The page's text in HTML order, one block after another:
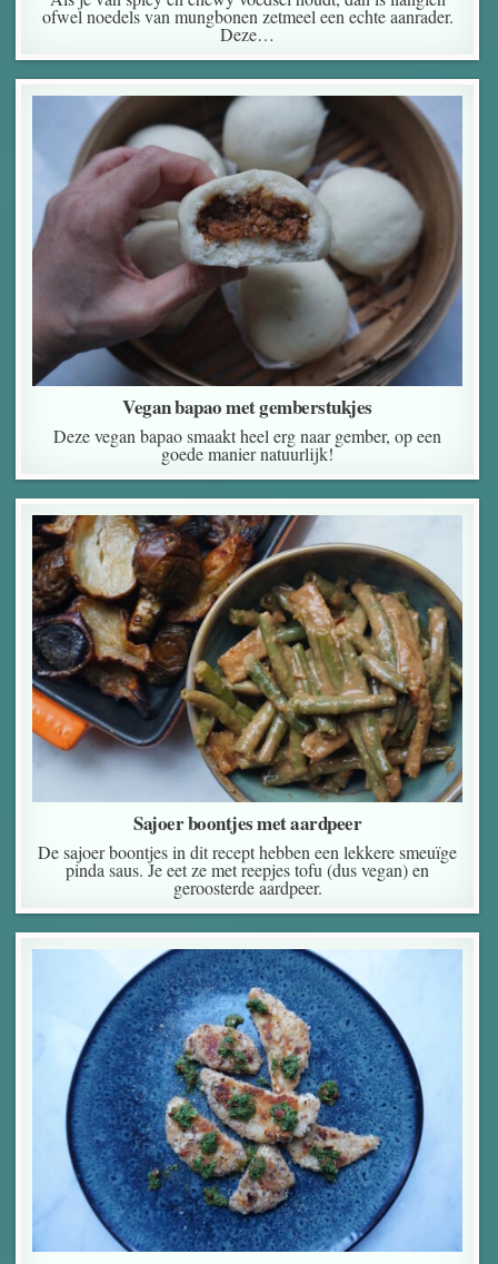
ofwel noedels van mungbonen zetmeel een echte aanrader.
Deze…
Vegan bapao met gemberstukjes
Deze vegan bapao smaakt heel erg naar gember, op een
goede manier natuurlijk!
Sajoer boontjes met aardpeer
De sajoer boontjes in dit recept hebben een lekkere smeuïge
pinda saus. Je eet ze met reepjes tofu (dus vegan) en
geroosterde aardpeer.